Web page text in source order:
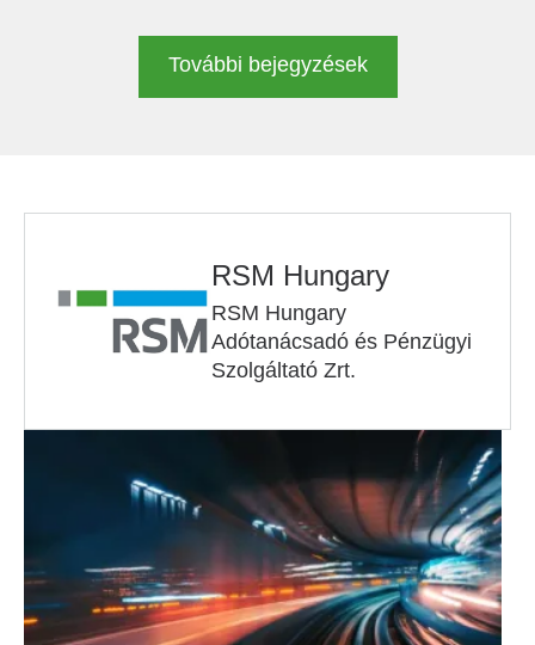
További bejegyzések
RSM Hungary
RSM Hungary
Adótanácsadó és Pénzügyi
Szolgáltató Zrt.